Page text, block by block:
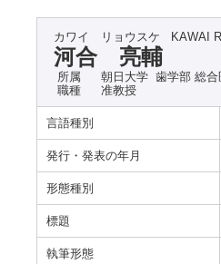
カワイ リョウスケ KAWAI
河合 亮輔
所属
朝日大学 歯学部 総合
職種
准教授
言語種別
発行・発表の年月
形態種別
標題
執筆形態